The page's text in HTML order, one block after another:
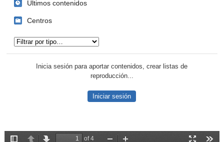
Últimos contenidos
Centros
Inicia sesión para aportar contenidos, crear listas de
reproducción...
Iniciar sesión